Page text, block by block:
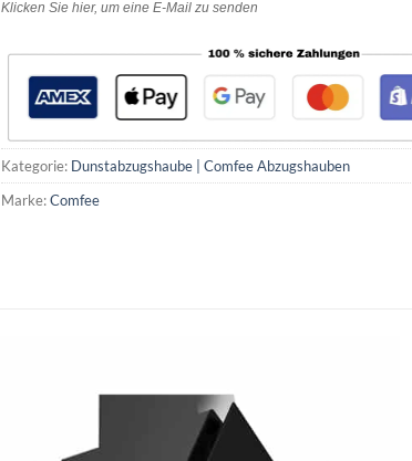
Klicken Sie hier, um eine E-Mail zu senden
Kategorie: Dunstabzugshaube | Comfee Abzugshauben
Marke:Comfee